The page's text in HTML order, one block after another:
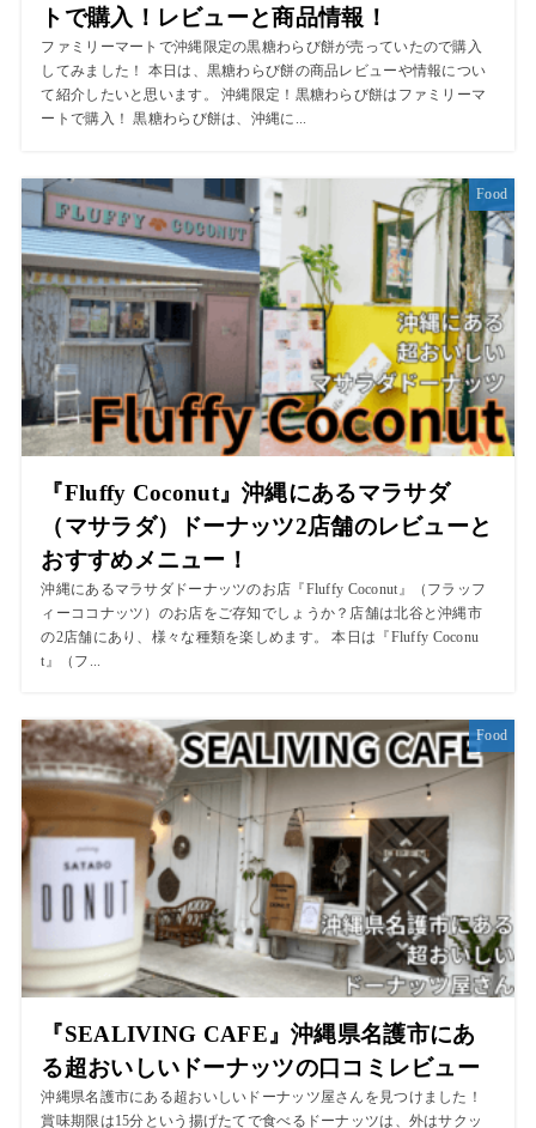
トで購入！レビューと商品情報！
ファミリーマートで沖縄限定の黒糖わらび餅が売っていたので購入
してみました！ 本日は、黒糖わらび餅の商品レビューや情報につい
て紹介したいと思います。 沖縄限定！黒糖わらび餅はファミリーマ
ートで購入！ 黒糖わらび餅は、沖縄に...
Food
『Fluffy Coconut』沖縄にあるマラサダ
（マサラダ）ドーナッツ2店舗のレビューと
おすすめメニュー！
沖縄にあるマラサダドーナッツのお店『Fluffy Coconut』（フラッフ
ィーココナッツ）のお店をご存知でしょうか？店舗は北谷と沖縄市
の2店舗にあり、様々な種類を楽しめます。 本日は『Fluffy Coconu
t』（フ...
Food
『SEALIVING CAFE』沖縄県名護市にあ
る超おいしいドーナッツの口コミレビュー
沖縄県名護市にある超おいしいドーナッツ屋さんを見つけました！
賞味期限は15分という揚げたてで食べるドーナッツは、外はサクッ